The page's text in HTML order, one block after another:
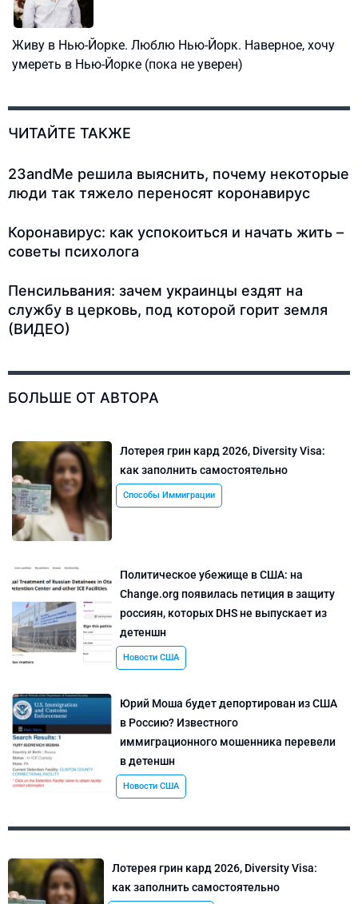
Живу в Нью-Йорке. Люблю Нью-Йорк. Наверное, хочу
умереть в Нью-Йорке (пока не уверен)
ЧИТАЙТЕ ТАКЖЕ
23andMe решила выяснить, почему некоторые
люди так тяжело переносят коронавирус
Коронавирус: как успокоиться и начать жить –
советы психолога
Пенсильвания: зачем украинцы ездят на
службу в церковь, под которой горит земля
(ВИДЕО)
БОЛЬШЕ ОТ АВТОРА
Лотерея грин кард 2026, Diversity Visa:
как заполнить самостоятельно
Способы Иммиграции
Политическое убежище в США: на
Change.org появилась петиция в защиту
россиян, которых DHS не выпускает из
детеншн
Новости США
Юрий Моша будет депортирован из США
в Россию? Известного
иммиграционного мошенника перевели
в детеншн
Новости США
Лотерея грин кард 2026, Diversity Visa:
как заполнить самостоятельно